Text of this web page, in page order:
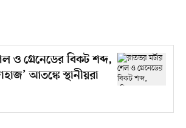
ও গ্রেনেডের বিকট শব্দ,
আতঙ্কে স্থানীয়রা